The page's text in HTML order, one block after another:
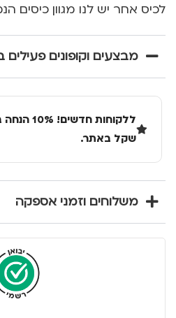
לכיס אחר יש לנו מגוון כיסים
מבצעים וקופונים
שקל באתר.
משלוחים וזמני אספקה